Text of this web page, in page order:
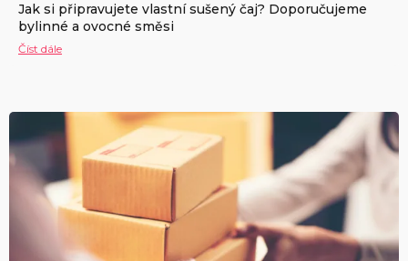
Jak si připravujete vlastní sušený čaj? Doporučujeme
bylinné a ovocné směsi
Číst dále